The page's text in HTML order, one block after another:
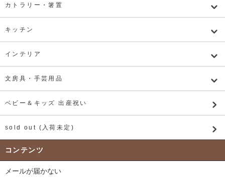
カトラリー・箸置
キッチン
インテリア
文房具・手芸用品
ベビー＆キッズ 出産祝い
sold out (入荷未定)
コンテンツ
メールが届かない